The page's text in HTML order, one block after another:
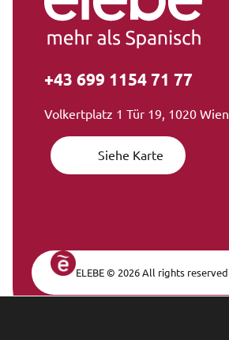
+43 699 1154 71 77
Volkertplatz 1 Tür 19, 1020 Wien
Siehe Karte
ELEBE © 2026 All rights reserved